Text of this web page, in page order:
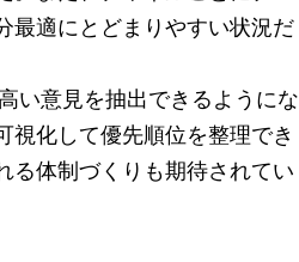
最適にとどまりやすい状況だ
い意見を抽出できるようにな
化して優先順位を整理でき
る体制づくりも期待されてい